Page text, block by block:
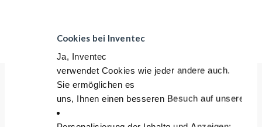
Cookies bei Inventec
Ja, Inventec
verwendet Cookies wie jeder andere auch.
Sie ermöglichen es
uns, Ihnen einen besseren Besuch auf unserer
Vorteile